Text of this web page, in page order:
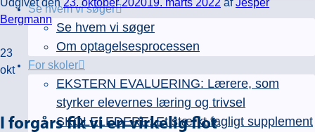
Se hvem vi søger
Se hvem vi søger
Om optagelsesprocessen
For skoler
EKSTERN EVALUERING: Lærere, som
styrker elevernes læring og trivsel
SKOLELEDERE: Et stærkt fagligt supplement
Bergmann
23
okt
I forgårs fik vi en virkelig flot